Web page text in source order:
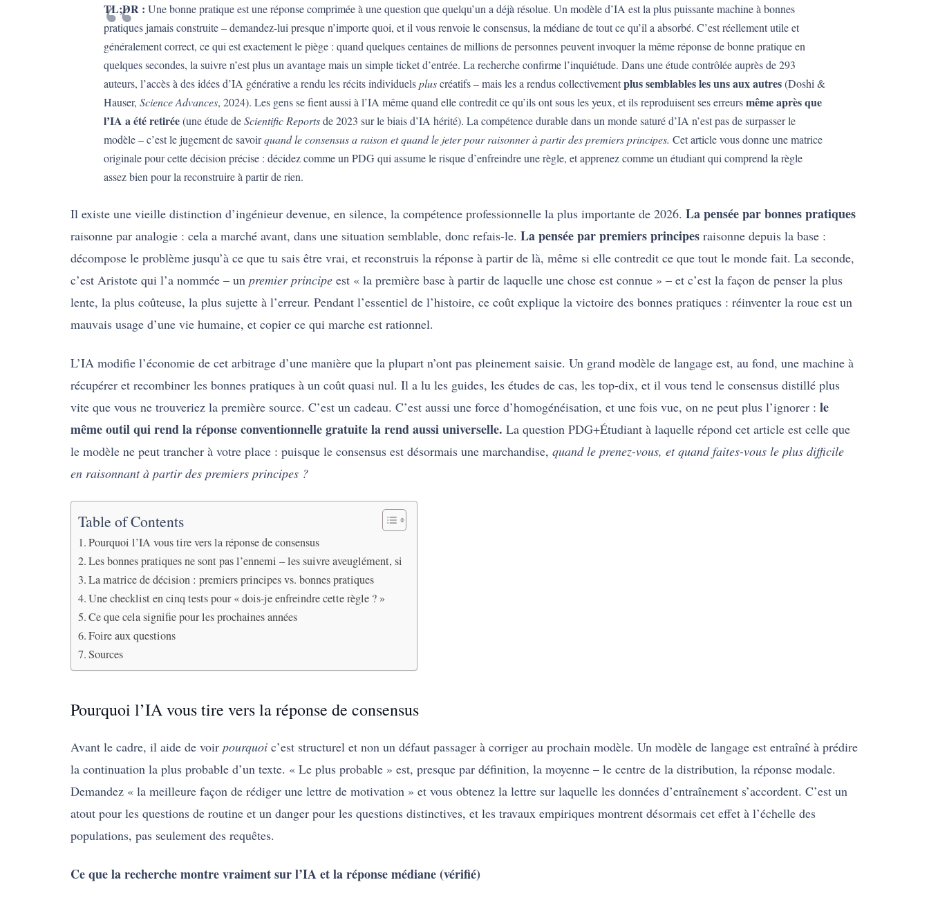
TL;DR : Une bonne pratique est une réponse comprimée à une question que quelqu’un a déjà résolue. Un modèle d’IA est la plus puissante machine à bonnes
pratiques jamais construite – demandez-lui presque n’importe quoi, et il vous renvoie le consensus, la médiane de tout ce qu’il a absorbé. C’est réellement utile et
généralement correct, ce qui est exactement le piège : quand quelques centaines de millions de personnes peuvent invoquer la même réponse de bonne pratique en
quelques secondes, la suivre n’est plus un avantage mais un simple ticket d’entrée. La recherche confirme l’inquiétude. Dans une étude contrôlée auprès de 293
auteurs, l’accès à des idées d’IA générative a rendu les récits individuelspluscréatifs – mais les a rendus collectivementplus semblables les uns aux autres(Doshi &
Hauser, Science Advances, 2024). Les gens se fient aussi à l’IA même quand elle contredit ce qu’ils ont sous les yeux, et ils reproduisent ses erreursmême après que
l’IA a été retirée(une étude deScientific Reportsde 2023 sur le biais d’IA hérité). La compétence durable dans un monde saturé d’IA n’est pas de surpasser le
modèle – c’est le jugement de savoirquand le consensus a raison et quand le jeter pour raisonner à partir des premiers principes. Cet article vous donne une matrice
originale pour cette décision précise : décidez comme un PDG qui assume le risque d’enfreindre une règle, et apprenez comme un étudiant qui comprend la règle
assez bien pour la reconstruire à partir de rien.
Il existe une vieille distinction d’ingénieur devenue, en silence, la compétence professionnelle la plus importante de 2026. La pensée par bonnes pratiques
raisonne par analogie : cela a marché avant, dans une situation semblable, donc refais-le. La pensée par premiers principes raisonne depuis la base :
décompose le problème jusqu’à ce que tu sais être vrai, et reconstruis la réponse à partir de là, même si elle contredit ce que tout le monde fait. La seconde,
c’est Aristote qui l’a nommée – un premier principe est « la première base à partir de laquelle une chose est connue » – et c’est la façon de penser la plus
lente, la plus coûteuse, la plus sujette à l’erreur. Pendant l’essentiel de l’histoire, ce coût explique la victoire des bonnes pratiques : réinventer la roue est un
mauvais usage d’une vie humaine, et copier ce qui marche est rationnel.
L’IA modifie l’économie de cet arbitrage d’une manière que la plupart n’ont pas pleinement saisie. Un grand modèle de langage est, au fond, une machine à
récupérer et recombiner les bonnes pratiques à un coût quasi nul. Il a lu les guides, les études de cas, les top-dix, et il vous tend le consensus distillé plus
vite que vous ne trouveriez la première source. C’est un cadeau. C’est aussi une force d’homogénéisation, et une fois vue, on ne peut plus l’ignorer : le
même outil qui rend la réponse conventionnelle gratuite la rend aussi universelle. La question PDG+Étudiant à laquelle répond cet article est celle que
le modèle ne peut trancher à votre place : puisque le consensus est désormais une marchandise, quand le prenez-vous, et quand faites-vous le plus difficile
en raisonnant à partir des premiers principes ?
Table of Contents
Pourquoi l’IA vous tire vers la réponse de consensus
Les bonnes pratiques ne sont pas l’ennemi – les suivre aveuglément, si
La matrice de décision : premiers principes vs. bonnes pratiques
Une checklist en cinq tests pour « dois-je enfreindre cette règle ? »
Ce que cela signifie pour les prochaines années
Foire aux questions
Sources
Pourquoi l’IA vous tire vers la réponse de consensus
Avant le cadre, il aide de voir pourquoi c’est structurel et non un défaut passager à corriger au prochain modèle. Un modèle de langage est entraîné à prédire
la continuation la plus probable d’un texte. « Le plus probable » est, presque par définition, la moyenne – le centre de la distribution, la réponse modale.
Demandez « la meilleure façon de rédiger une lettre de motivation » et vous obtenez la lettre sur laquelle les données d’entraînement s’accordent. C’est un
atout pour les questions de routine et un danger pour les questions distinctives, et les travaux empiriques montrent désormais cet effet à l’échelle des
populations, pas seulement des requêtes.
Ce que la recherche montre vraiment sur l’IA et la réponse médiane (vérifié)